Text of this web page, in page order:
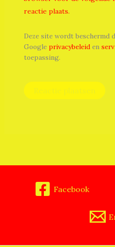
reactie plaats.
Deze site wordt beschermd
Google privacybeleiden
toepassing.
Facebook